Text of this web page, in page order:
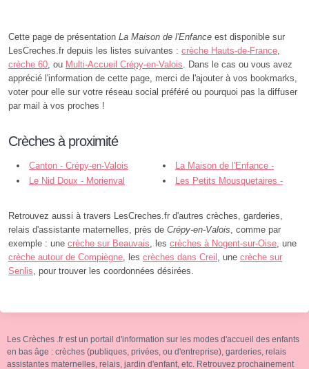
Cette page de présentation La Maison de l'Enfance est disponible sur
LesCreches.fr depuis les listes suivantes : crèche Hauts-de-France
crèche 60 , ou Multi-Accueil Crépy-en-Valois . Dans le cas ou vous avez
apprécié l'information de cette page, merci de l'ajouter à vos bookmarks,
voter pour elle sur votre réseau social préféré ou pourquoi pas la diffuser
par mail à vos proches !
Crèches à proximité
Canton - Crépy-en-Valois
La Maison de l'Enfance -
Crépy-en-Valois
Le Nid Doux - Morienval
Les Petits Mousquetaires -
Retrouvez aussi à travers LesCreches.fr d'autres crèches, garderies,
relais d'assistante maternelles, près de Crépy-en-Valois , comme par
exemple : une crèche sur Beauvais , les crèches à Nogent-sur-Oise , une
crèche autour de Compiègne , les crèches dans Creil , une crèche sur
Senlis , pour trouver les coordonnées désirées.
Les Crèches .fr est un portail d'information sur les modes d'accueil des enfants
en bas âge : crèches (publiques, privées, ou d'entreprise), garderies, relais
assistantes maternelles, relais, jardin d'enfant, etc. Retrouvez prochainement